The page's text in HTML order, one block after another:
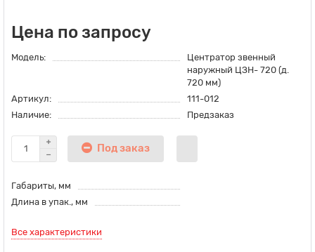
Цена по запросу
Модель:
Центратор звенный
наружный ЦЗН- 720 (д.
720 мм)
Артикул:
111-012
Наличие:
Предзаказ
Под заказ
Габариты, мм
Длина в упак., мм
Все характеристики